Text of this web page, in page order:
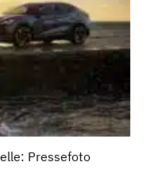
Pressefoto